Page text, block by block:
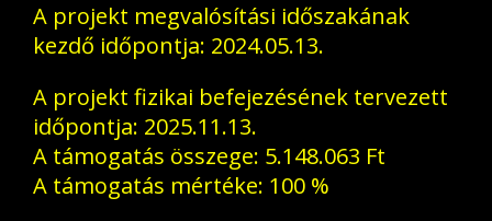
A projekt megvalósítási időszakának
kezdő időpontja: 2024.05.13.
A projekt fizikai befejezésének tervezett
időpontja: 2025.11.13.
A támogatás összege: 5.148.063 Ft
A támogatás mértéke: 100 %